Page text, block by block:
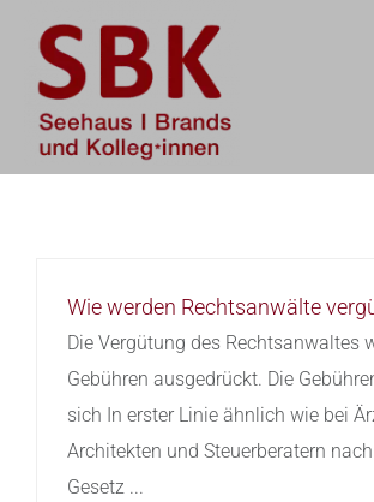
Inhalt
springen
Wie werden Rechtsanwälte
Die Vergütung des Rechtsanwaltes
Gebühren ausgedrückt. Die
sich In erster Linie ähnlich wie bei
Architekten und Steuerberatern
Gesetz ...